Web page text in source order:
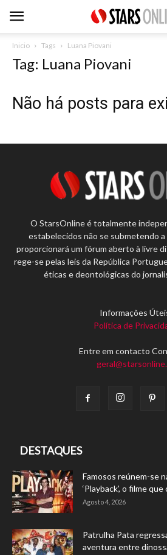
Inicio Tags Luana Piovani
Tag: Luana Piovani
Não há posts para
O StarsOnline é totalmente
estabelecidos não se submetendo
proporcionará um fórum aberto à livre
rege-se pelas leis da República
éticas e deontológicas do
Informações
Política de
Entre em contacto
DESTAQUES
Famosos reúnem-se
‘Playback’, o filme
Agosto 4, 2026
Patrulha Pata
aventura entre